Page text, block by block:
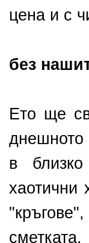
цена и с
без
Ето ще
днешното
в
хаотични